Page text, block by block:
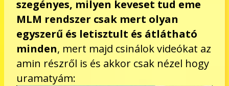
szegényes, milyen keveset tud eme
MLM rendszer csak mert olyan
egyszerű és letisztult és átlátható
minden, mert majd csinálok videókat az
amin részről is és akkor csak nézel hogy
uramatyám: